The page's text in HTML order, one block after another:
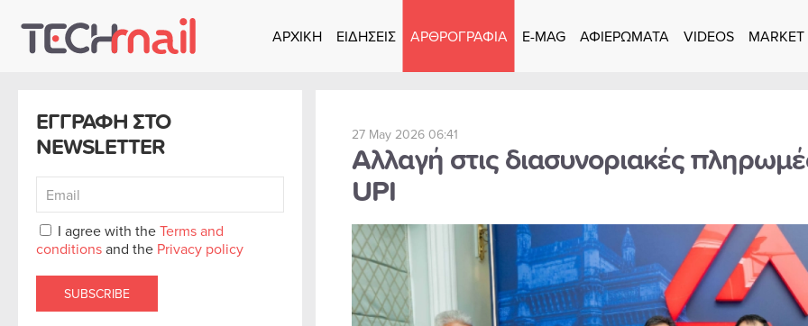
Skip to main content
ΑΡΧΙΚΗ ΕΙΔΗΣΕΙΣ ΑΡΘΡΟΓΡΑΦΙΑ E-MAG ΑΦΙΕΡΩΜΑΤΑ VIDEOS MARKET
ΕΓΓΡΑΦΗ ΣΤΟ
NEWSLETTER
I agree with theTerms and
conditionsand the Privacy policy
SUBSCRIBE
27 May 2026 06:41
Αλλαγή στις διασυνοριακές
UPI